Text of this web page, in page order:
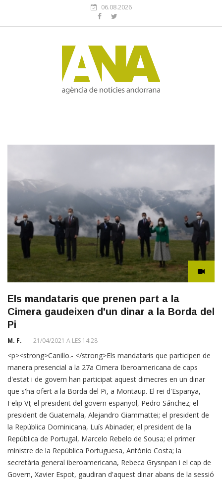
06.08.2026
Els mandataris que prenen part a la
Cimera gaudeixen d'un dinar a la Borda del
Pi
M. F. 21/04/2021 A LES 14:28
<p><strong>Canillo.- </strong>Els mandataris que participen de
manera presencial a la 27a Cimera Iberoamericana de caps
d'estat i de govern han participat aquest dimecres en un dinar
que s'ha ofert a la Borda del Pi, a Montaup. El rei d'Espanya,
Felip VI; el president del govern espanyol, Pedro Sánchez; el
president de Guatemala, Alejandro Giammattei; el president de
la República Dominicana, Luís Abinader; el president de la
República de Portugal, Marcelo Rebelo de Sousa; el primer
ministre de la República Portuguesa, António Costa; la
secretària general iberoamericana, Rebeca Grysnpan i el cap de
Govern, Xavier Espot, gaudiran d'aquest dinar abans de la sessió